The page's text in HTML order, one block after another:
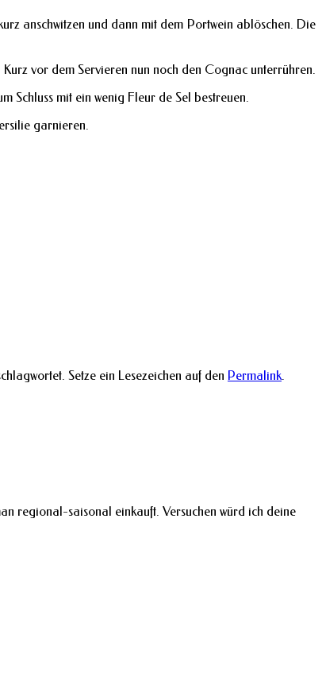
anschwitzen und dann mit dem Portwein ablöschen. Die
vor dem Servieren nun noch den Cognac unterrühren.
mit ein wenig Fleur de Sel bestreuen.
garnieren.
Setze ein Lesezeichen auf den Permalink.
regional-saisonal einkauft. Versuchen würd ich deine